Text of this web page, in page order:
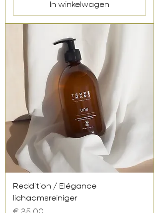
In winkelwagen
Reddition / Elégance
lichaamsreiniger
Prijs